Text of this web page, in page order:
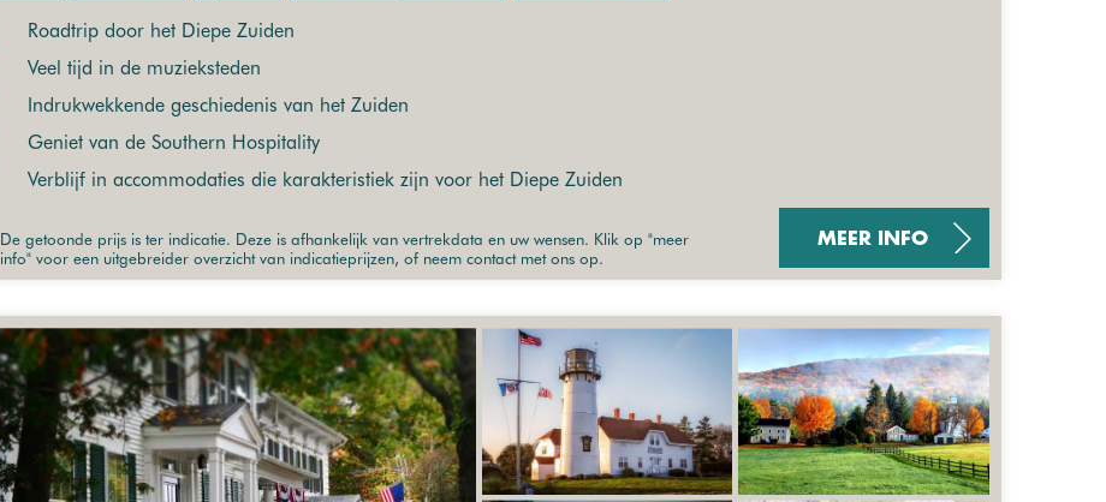
Roadtrip door het Diepe Zuiden
Veel tijd in de muzieksteden
Indrukwekkende geschiedenis van het Zuiden
Geniet van de Southern Hospitality
Verblijf in accommodaties die karakteristiek zijn voor het Diepe Zuiden
De getoonde prijs is ter indicatie. Deze is afhankelijk van vertrekdata en uw wensen. Klik op "meer
info" voor een uitgebreider overzicht van indicatieprijzen, of neem contact met ons op.
MEER INFO